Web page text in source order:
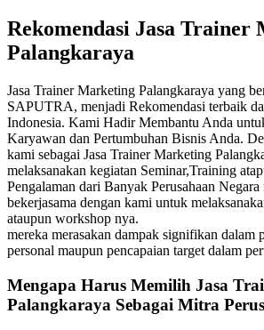
Rekomendasi Jasa Trainer
Palangkaraya
Jasa Trainer Marketing Palangkaraya yang
SAPUTRA, menjadi Rekomendasi terbaik
Indonesia. Kami Hadir Membantu Anda
Karyawan dan Pertumbuhan Bisnis Anda.
kami sebagai Jasa Trainer Marketing
melaksanakan kegiatan Seminar,Training
Pengalaman dari Banyak Perusahaan
bekerjasama dengan kami untuk
ataupun workshop nya.
mereka merasakan dampak signifikan dalam
personal maupun pencapaian target dalam
Mengapa Harus Memilih Jasa
Palangkaraya Sebagai Mitra